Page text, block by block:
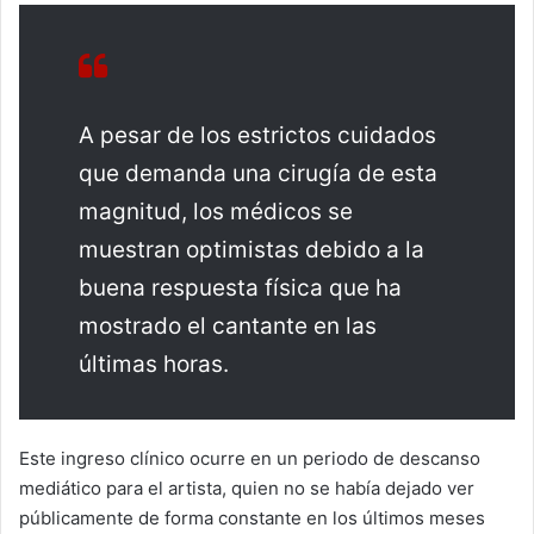
A pesar de los estrictos cuidados
que demanda una cirugía de esta
magnitud, los médicos se
muestran optimistas debido a la
buena respuesta física que ha
mostrado el cantante en las
últimas horas.
Este ingreso clínico ocurre en un periodo de descanso
mediático para el artista, quien no se había dejado ver
públicamente de forma constante en los últimos meses